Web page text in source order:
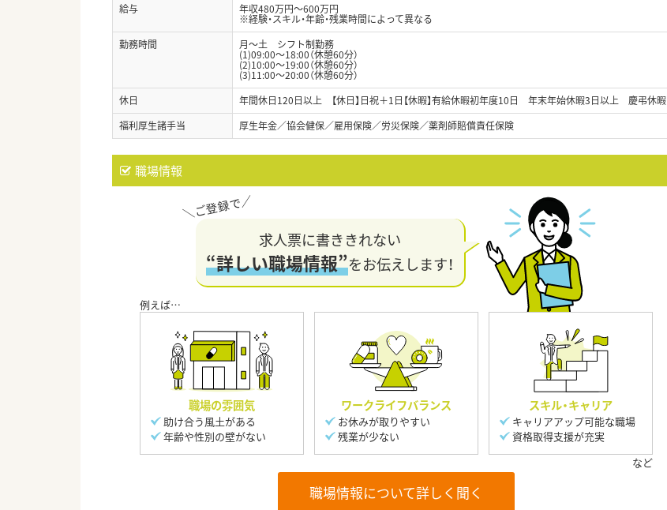
給与
年収480万円～600万円
※経験・スキル・年齢・残業時間によって異なる
勤務時間
月～土 シフト制勤務
(1)09:00～18:00（休憩60分）
(2)10:00～19:00（休憩60分）
(3)11:00～20:00（休憩60分）
休日
年間休日120日以上 【休日】日祝＋1日【休暇】有給休暇初年度10日 年末年始休暇3日以上 慶弔休暇
福利厚生諸手当
厚生年金／協会健保／雇用保険／労災保険／薬剤師賠償責任保険
職場情報
求人票に書ききれない
“詳しい職場情報”をお伝えします！
職場の雰囲気
助け合う風土がある
年齢や性別の壁がない
ワークライフバランス
お休みが取りやすい
残業が少ない
スキル・キャリア
キャリアアップ可能な職場
資格取得支援が充実
職場情報について詳しく聞く